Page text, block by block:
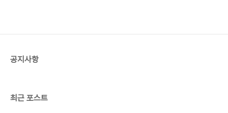
고 이야기하는 것이었다. 이런 경우는 명분이 궁색해
공지사항
최근 포스트